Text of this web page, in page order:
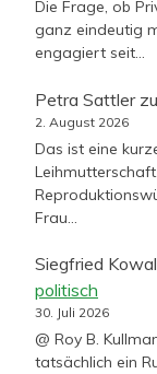
Die Frage, ob
ganz eindeutig
engagiert seit…
Petra Sattlerzu
2. August 2026
Das ist eine
Frau…
Siegfried
politisch
30. Juli 2026
@ Roy B.
tatsächlich ein